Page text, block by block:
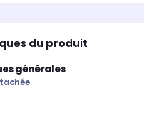
du produit
générales